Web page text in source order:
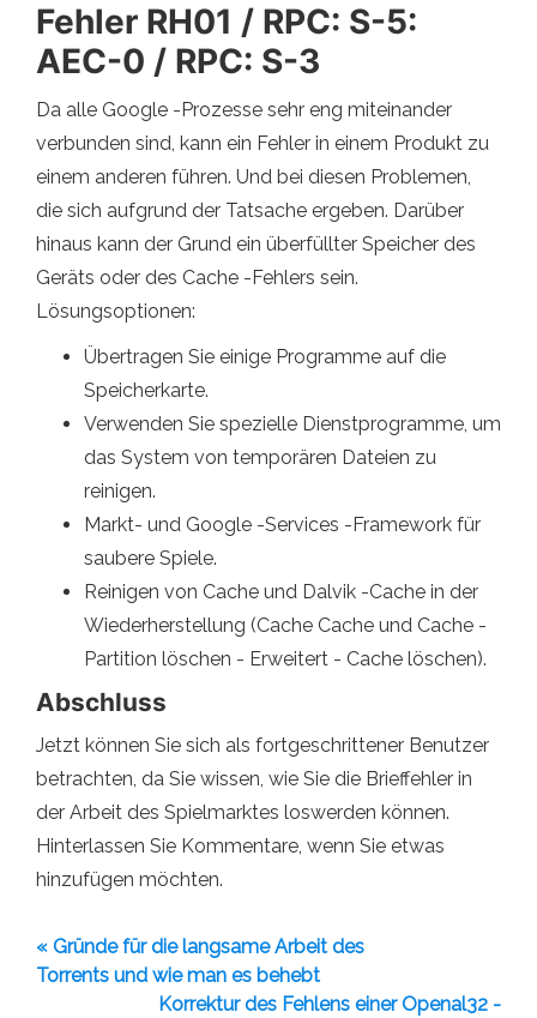
Fehler RH01 / RPC: S-5:
AEC-0 / RPC: S-3
Da alle Google -Prozesse sehr eng miteinander
verbunden sind, kann ein Fehler in einem Produkt zu
einem anderen führen. Und bei diesen Problemen,
die sich aufgrund der Tatsache ergeben. Darüber
hinaus kann der Grund ein überfüllter Speicher des
Geräts oder des Cache -Fehlers sein.
Lösungsoptionen:
Übertragen Sie einige Programme auf die
Speicherkarte.
Verwenden Sie spezielle Dienstprogramme, um
das System von temporären Dateien zu
reinigen.
Markt- und Google -Services -Framework für
saubere Spiele.
Reinigen von Cache und Dalvik -Cache in der
Wiederherstellung (Cache Cache und Cache -
Partition löschen - Erweitert - Cache löschen).
Abschluss
Jetzt können Sie sich als fortgeschrittener Benutzer
betrachten, da Sie wissen, wie Sie die Brieffehler in
der Arbeit des Spielmarktes loswerden können.
Hinterlassen Sie Kommentare, wenn Sie etwas
hinzufügen möchten.
« Gründe für die langsame Arbeit des
Torrents und wie man es behebt
Korrektur des Fehlens einer Openal32 -